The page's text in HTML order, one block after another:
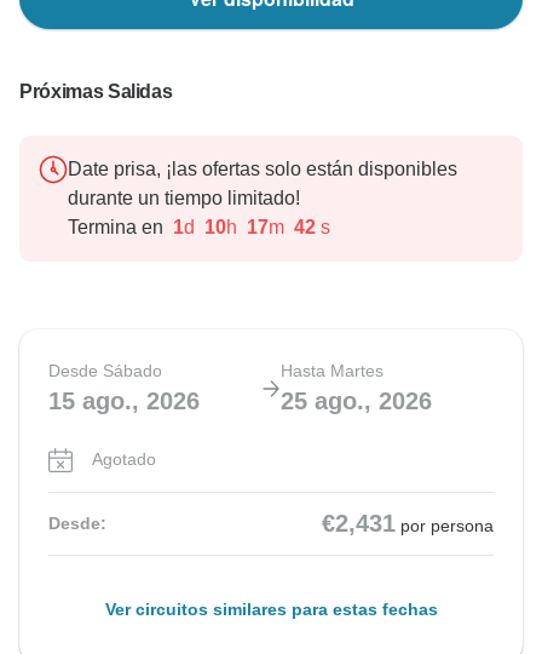
Próximas Salidas
Date prisa, ¡las ofertas solo están disponibles
durante un tiempo limitado!
Termina en 1d 10h 17m 41 s
Desde Sábado
15 ago., 2026
Hasta Martes
25 ago., 2026
Agotado
Desde: €2,431 por persona
Ver circuitos similares para estas fechas